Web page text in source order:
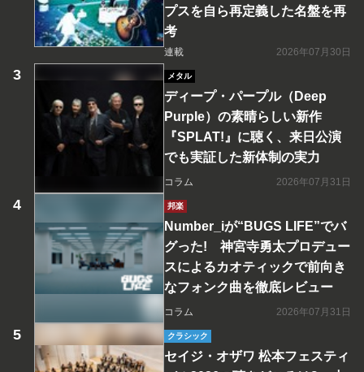
プスを自ら再定義した名盤を再
考
連載 2026年07月30日
メタル
ディープ・パープル（Deep
Purple）の素晴らしい新作
『SPLAT!』に聴く、来日公演
でも実証した新体制の実力
コラム 2026年07月31日
邦楽
Number_iが“BUGS LIFE”でバ
グった! 神宮寺勇太プロデュー
スによるカオティックで前向き
なフォンク曲を徹底レビュー
コラム 2026年07月31日
クラシック
セイジ・オザワ 松本フェスティ